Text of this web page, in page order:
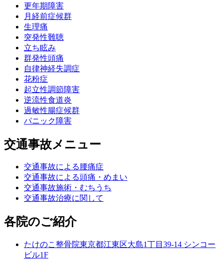
更年期障害
月経前症候群
生理痛
突発性難聴
立ち眩み
群発性頭痛
自律神経失調症
花粉症
起立性調節障害
逆流性食道炎
過敏性腸症候群
パニック障害
交通事故メニュー
交通事故による腰痛症
交通事故による頭痛・めまい
交通事故施術・むちうち
交通事故治療に関して
各院のご紹介
たけのこ整骨院東京都江東区大島1丁目39-14 シンコー
ビル1F